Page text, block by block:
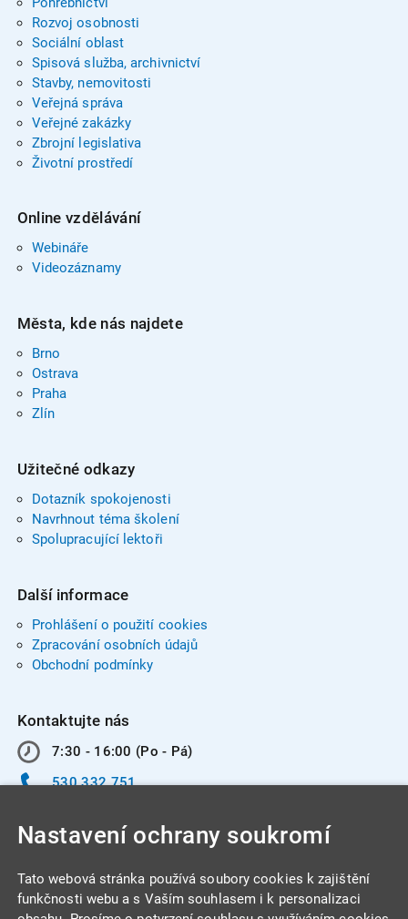
Rozvoj osobnosti
Sociální oblast
Spisová služba, archivnictví
Stavby, nemovitosti
Veřejná správa
Veřejné zakázky
Zbrojní legislativa
Životní prostředí
Online vzdělávání
Webináře
Videozáznamy
Města, kde nás najdete
Brno
Ostrava
Praha
Zlín
Užitečné odkazy
Dotazník spokojenosti
Navrhnout téma školení
Spolupracující lektoři
Další informace
Prohlášení o použití cookies
Zpracování osobních údajů
Obchodní podmínky
Kontaktujte nás
7:30 - 16:00 (Po - Pá)
530 332 751
Nastavení ochrany soukromí
Tato webová stránka používá soubory cookies k zajištění
funkčnosti webu a s Vaším souhlasem i k personalizaci